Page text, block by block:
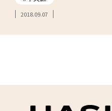
2018.09.07